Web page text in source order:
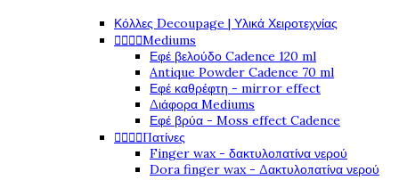
Κόλλες Decoupage | Υλικά Χειροτεχνίας
Mediums
Εφέ βελούδο Cadence 120 ml
Antique Powder Cadence 70 ml
Εφέ καθρέφτη - mirror effect
Διάφορα Mediums
Εφέ βρύα - Moss effect Cadence
Πατίνες
Finger wax - δακτυλοπατίνα νερού
Dora finger wax - Δακτυλοπατίνα νερού